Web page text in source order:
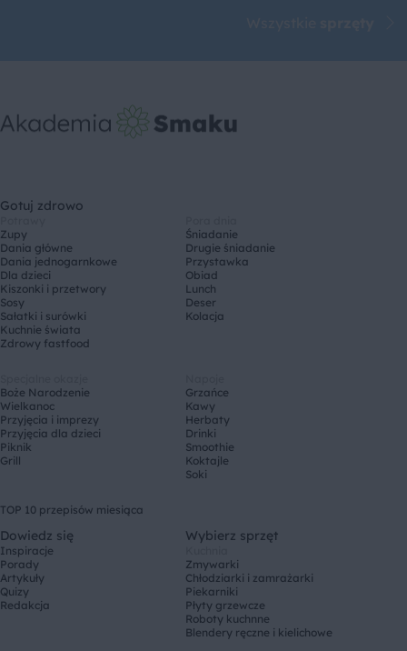
Gotuj zdrowo
Zupy
Dania główne
Dania jednogarnkowe
Dla dzieci
Kiszonki i przetwory
Sosy
Sałatki i surówki
Kuchnie świata
Zdrowy fastfood
Śniadanie
Drugie śniadanie
Przystawka
Obiad
Lunch
Deser
Kolacja
Boże Narodzenie
Wielkanoc
Przyjęcia i imprezy
Przyjęcia dla dzieci
Piknik
Grill
Grzańce
Kawy
Herbaty
Drinki
Smoothie
Koktajle
Soki
TOP 10 przepisów miesiąca
Dowiedz się
Inspiracje
Porady
Artykuły
Quizy
Redakcja
Wybierz sprzęt
Zmywarki
Chłodziarki i zamrażarki
Piekarniki
Płyty grzewcze
Roboty kuchnne
Blendery ręczne i kielichowe